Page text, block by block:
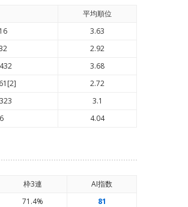
平均順位
3.63
2.92
3.68
2.72
3.1
4.04
枠3連 AI指数
71.4%
81